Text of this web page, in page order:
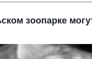
зоопарке